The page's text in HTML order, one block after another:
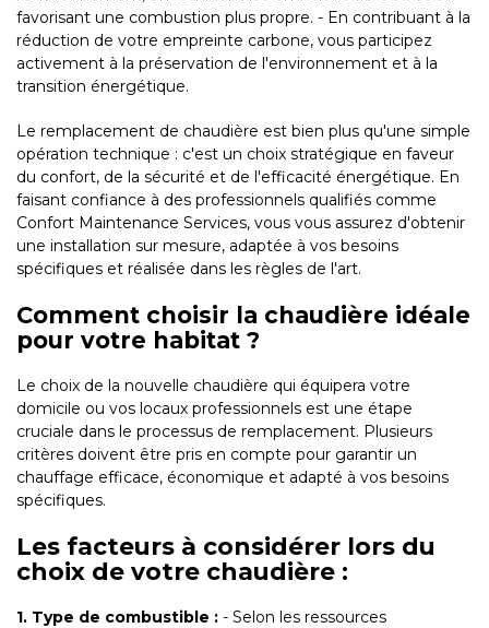
favorisant une combustion plus propre. - En contribuant à la
réduction de votre empreinte carbone, vous participez
activement à la préservation de l'environnement et à la
transition énergétique.
Le remplacement de chaudière est bien plus qu'une simple
opération technique : c'est un choix stratégique en faveur
du confort, de la sécurité et de l'efficacité énergétique. En
faisant confiance à des professionnels qualifiés comme
Confort Maintenance Services, vous vous assurez d'obtenir
une installation sur mesure, adaptée à vos besoins
spécifiques et réalisée dans les règles de l'art.
Comment choisir la chaudière idéale
pour votre habitat ?
Le choix de la nouvelle chaudière qui équipera votre
domicile ou vos locaux professionnels est une étape
cruciale dans le processus de remplacement. Plusieurs
critères doivent être pris en compte pour garantir un
chauffage efficace, économique et adapté à vos besoins
spécifiques.
Les facteurs à considérer lors du
choix de votre chaudière :
1. Type de combustible : - Selon les ressources